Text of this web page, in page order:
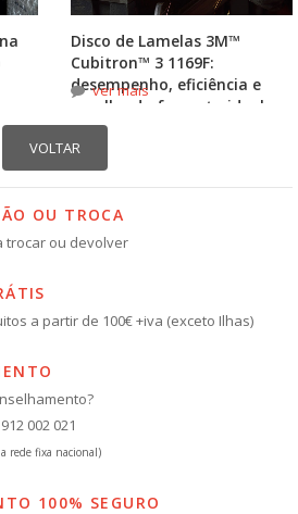
Disco de Lamelas 3M™
Cubitron™ 3 1169F:
desempenho, eficiência e
escolha do formato ideal
ver mais
OU TROCA
trocar ou devolver
a partir de 100€ +iva (exceto Ilhas)
002 021
rede fixa nacional)
100% SEGURO